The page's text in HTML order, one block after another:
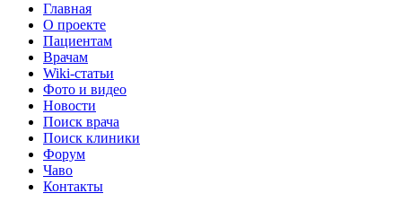
Главная
О проекте
Пациентам
Врачам
Wiki-статьи
Фото и видео
Новости
Поиск врача
Поиск клиники
Форум
Чаво
Контакты